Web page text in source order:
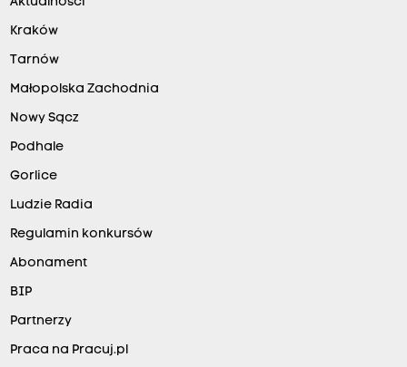
Kraków
Tarnów
Małopolska Zachodnia
Nowy Sącz
Podhale
Gorlice
Ludzie Radia
Regulamin konkursów
Abonament
BIP
Partnerzy
Praca na Pracuj.pl